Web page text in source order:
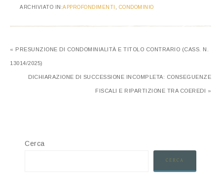
ARCHIVIATO IN:APPROFONDIMENTI CONDOMINIO
« PRESUNZIONE DI CONDOMINIALITÀ E TITOLO CONTRARIO (CASS. N.
13014/2025)
DICHIARAZIONE DI SUCCESSIONE INCOMPLETA: CONSEGUENZE
FISCALI E RIPARTIZIONE TRA COEREDI »
Cerca
CERCA